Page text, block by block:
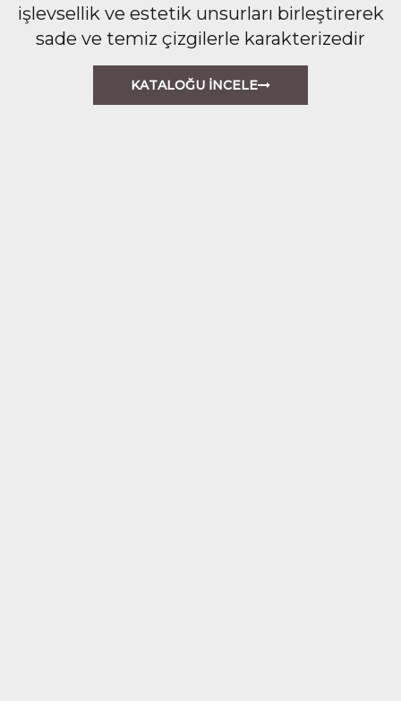
işlevsellik ve estetik unsurları birleştirerek
sade ve temiz çizgilerle karakterizedir
KATALOĞU İNCELE